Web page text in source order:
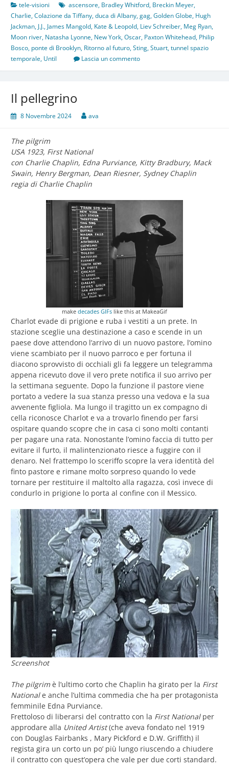
tele-visioni ascensore, Bradley Whitford, Breckin Meyer,
Charlie,Colazione da Tiffany,duca di Albany,gag,Golden Globe, Hugh
Jackman,J.J.,James Mangold, Kate & Leopold, Liev Schreiber, Meg Ryan,
Moon river, Natasha Lyonne, New York,Oscar, Paxton Whitehead, Philip
Bosco, ponte di Brooklyn, Ritorno al futuro,Sting,Stuart,tunnel spazio
temporale, Until Lascia un commento
Il pellegrino
8 Novembre 2024 ava
The pilgrim
USA 1923, First National
con Charlie Chaplin, Edna Purviance, Kitty Bradbury, Mack
Swain, Henry Bergman, Dean Riesner, Sydney Chaplin
regia di Charlie Chaplin
make decades GIFs like this at MakeaGif
Charlot evade di prigione e ruba i vestiti a un prete. In
stazione sceglie una destinazione a caso e scende in un
paese dove attendono l’arrivo di un nuovo pastore, l’omino
viene scambiato per il nuovo parroco e per fortuna il
diacono sprovvisto di occhiali gli fa leggere un telegramma
appena ricevuto dove il vero prete notifica il suo arrivo per
la settimana seguente. Dopo la funzione il pastore viene
portato a vedere la sua stanza presso una vedova e la sua
avvenente figliola. Ma lungo il tragitto un ex compagno di
cella riconosce Charlot e va a trovarlo finendo per farsi
ospitare quando scopre che in casa ci sono molti contanti
per pagare una rata. Nonostante l’omino faccia di tutto per
evitare il furto, il malintenzionato riesce a fuggire con il
denaro. Nel frattempo lo sceriffo scopre la vera identità del
finto pastore e rimane molto sorpreso quando lo vede
tornare per restituire il maltolto alla ragazza, così invece di
condurlo in prigione lo porta al confine con il Messico.
Screenshot
The pilgrimè l’ultimo corto che Chaplin ha girato per la First
Nationale anche l’ultima commedia che ha per protagonista
femminile Edna Purviance.
Frettoloso di liberarsi del contratto con la First Nationalper
approdare alla United Artist(che aveva fondato nel 1919
con Douglas Fairbanks , Mary Pickford e D.W. Griffith) il
regista gira un corto un po’ più lungo riuscendo a chiudere
il contratto con quest’opera che vale per due corti standard.